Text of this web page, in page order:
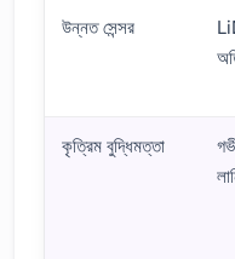
উন্নত সেন্সর
কৃত্রিম বুদ্ধিমত্তা